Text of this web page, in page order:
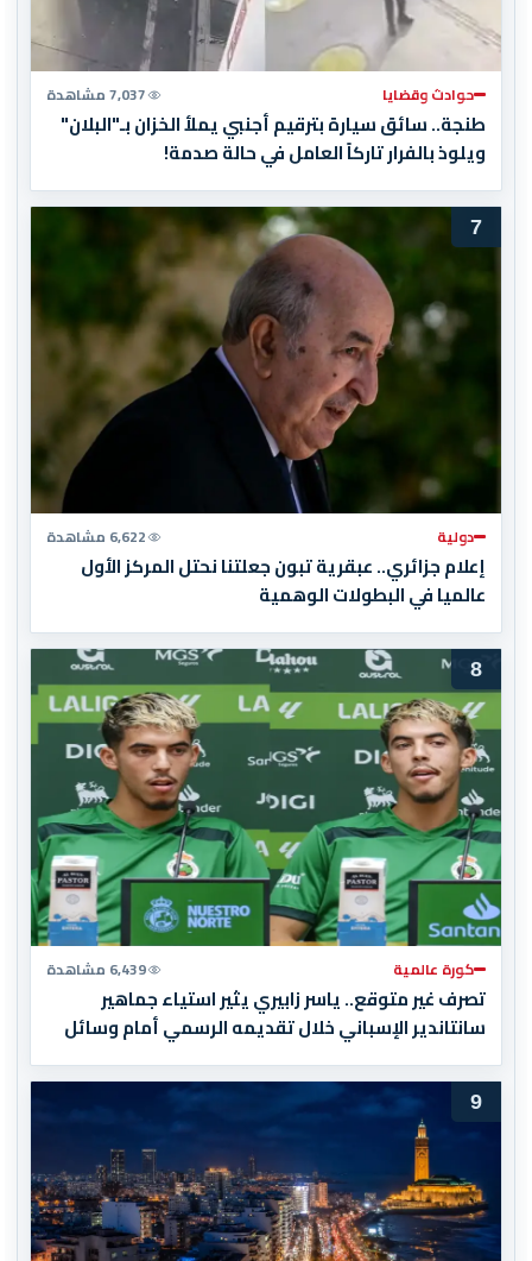
حوادث وقضايا 7,037 مشاهدة
طنجة.. سائق سيارة بترقيم أجنبي يملأ الخزان بـ"البلان"
ويلوذ بالفرار تاركاً العامل في حالة صدمة!
7
دولية 6,622 مشاهدة
إعلام جزائري.. عبقرية تبون جعلتنا نحتل المركز الأول
عالميا في البطولات الوهمية
8
كورة عالمية 6,439 مشاهدة
تصرف غير متوقع.. ياسر زابيري يثير استياء جماهير
سانتاندير الإسباني خلال تقديمه الرسمي أمام وسائل
9